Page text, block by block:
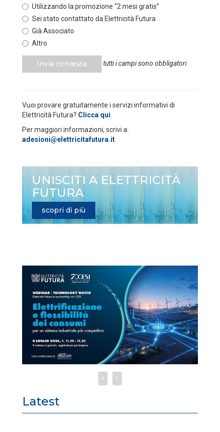
Utilizzando la promozione “2 mesi gratis”
Sei stato contattato da Elettricità Futura
Già Associato
Altro
Invia richiesta tutti i campi sono obbligatori
Vuoi provare gratuitamente i servizi informativi di
Elettricità Futura? Clicca qui
Per maggiori informazioni, scrivi a:
adesioni@elettricitafutura.it
UNISCITI A ELETTRICITÀ
FUTURA
scopri di più
Latest